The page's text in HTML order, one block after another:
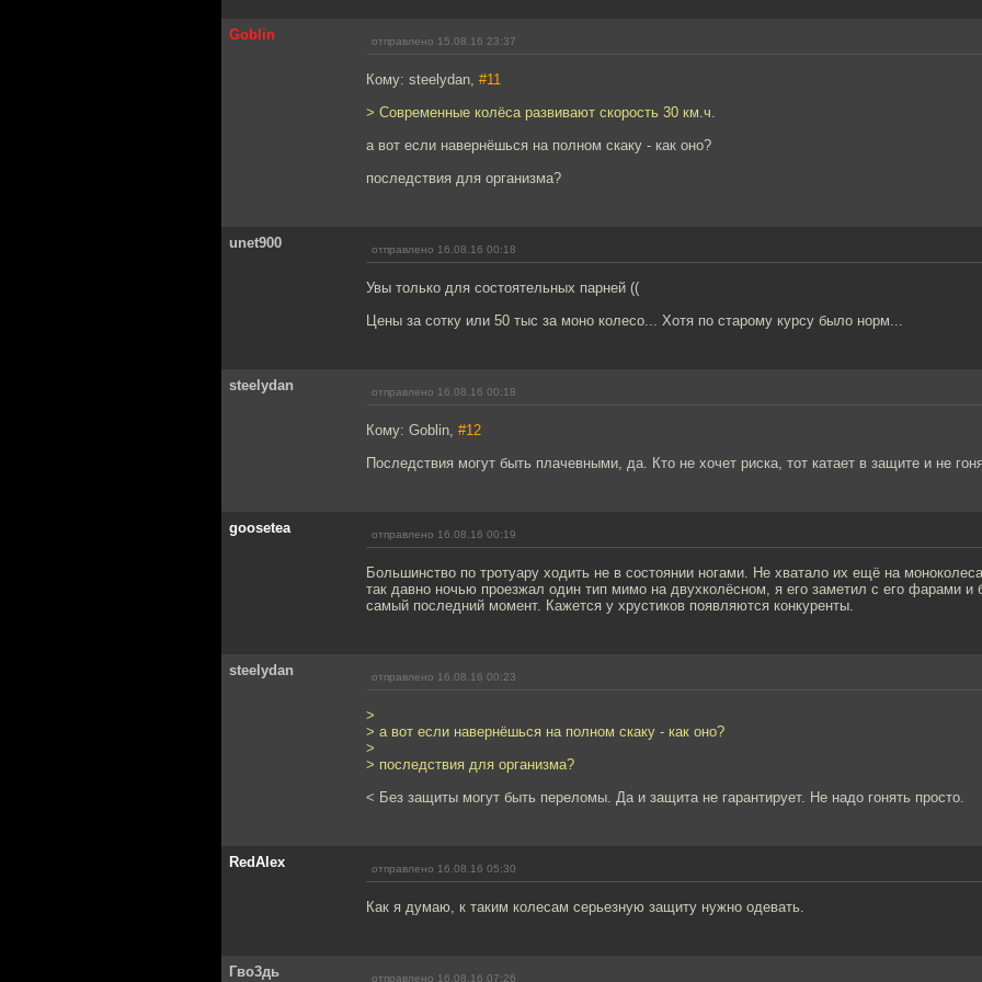
Goblin отправлено 15.08.16 23:37
Кому: steelydan, #11
> Современные колёса развивают скорость 30 км.ч.
а вот если навернёшься на полном скаку - как оно?
последствия для организма?
unet900 отправлено 16.08.16 00:18
Увы только для состоятельных парней ((
Цены за сотку или 50 тыс за моно колесо... Хотя по старому курсу было норм...
steelydan отправлено 16.08.16 00:18
Кому: Goblin, #12
Последствия могут быть плачевными, да. Кто не хочет риска, тот катает в защите и не
goosetea отправлено 16.08.16 00:19
Большинство по тротуару ходить не в состоянии ногами. Не хватало их ещё на
так давно ночью проезжал один тип мимо на двухколёсном, я его заметил с его фарами и
самый последний момент. Кажется у хрустиков появляются конкуренты.
steelydan отправлено 16.08.16 00:23
>
> а вот если навернёшься на полном скаку - как оно?
>
> последствия для организма?
< Без защиты могут быть переломы. Да и защита не гарантирует. Не надо гонять просто.
RedAlex отправлено 16.08.16 05:30
Как я думаю, к таким колесам серьезную защиту нужно одевать.
Гво3дь отправлено 16.08.16 07:26